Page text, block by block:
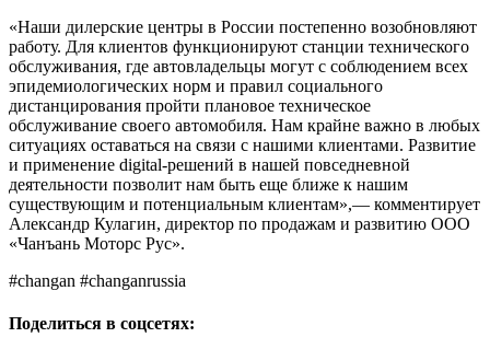
«Наши дилерские центры в России постепенно возобновляют
работу. Для клиентов функционируют станции технического
обслуживания, где автовладельцы могут с соблюдением всех
эпидемиологических норм и правил социального
дистанцирования пройти плановое техническое
обслуживание своего автомобиля. Нам крайне важно в любых
ситуациях оставаться на связи с нашими клиентами. Развитие
и применение digital-решений в нашей повседневной
деятельности позволит нам быть еще ближе к нашим
существующим и потенциальным клиентам»,— комментирует
Александр Кулагин, директор по продажам и развитию ООО
«Чанъань Моторс Рус».
#changan #changanrussia
Поделиться в соцсетях: